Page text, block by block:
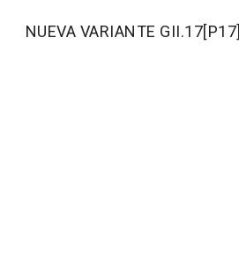
NUEVA VARIANTE GII.17[P17]